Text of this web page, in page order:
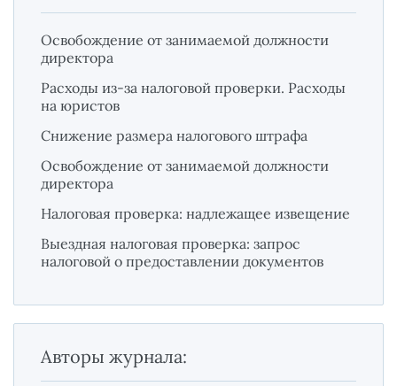
Освобождение от занимаемой должности
директора
Расходы из-за налоговой проверки. Расходы
на юристов
Снижение размера налогового штрафа
Освобождение от занимаемой должности
директора
Налоговая проверка: надлежащее извещение
Выездная налоговая проверка: запрос
налоговой о предоставлении документов
Авторы журнала: